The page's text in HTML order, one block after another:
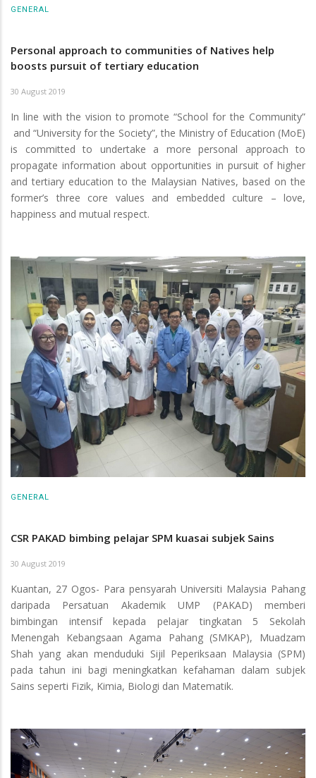
GENERAL
Personal approach to communities of Natives help
boosts pursuit of tertiary education
30 August 2019
In line with the vision to promote “School for the Community”
and “University for the Society”, the Ministry of Education (MoE)
is committed to undertake a more personal approach to
propagate information about opportunities in pursuit of higher
and tertiary education to the Malaysian Natives, based on the
former’s three core values and embedded culture – love,
happiness and mutual respect.
GENERAL
CSR PAKAD bimbing pelajar SPM kuasai subjek Sains
30 August 2019
Kuantan, 27 Ogos- Para pensyarah Universiti Malaysia Pahang
daripada Persatuan Akademik UMP (PAKAD) memberi
bimbingan intensif kepada pelajar tingkatan 5 Sekolah
Menengah Kebangsaan Agama Pahang (SMKAP), Muadzam
Shah yang akan menduduki Sijil Peperiksaan Malaysia (SPM)
pada tahun ini bagi meningkatkan kefahaman dalam subjek
Sains seperti Fizik, Kimia, Biologi dan Matematik.